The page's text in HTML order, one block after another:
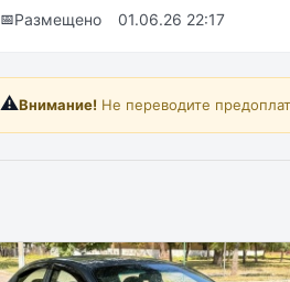
📅Размещено 01.06.26 22:17
⚠️Внимание! Не переводите